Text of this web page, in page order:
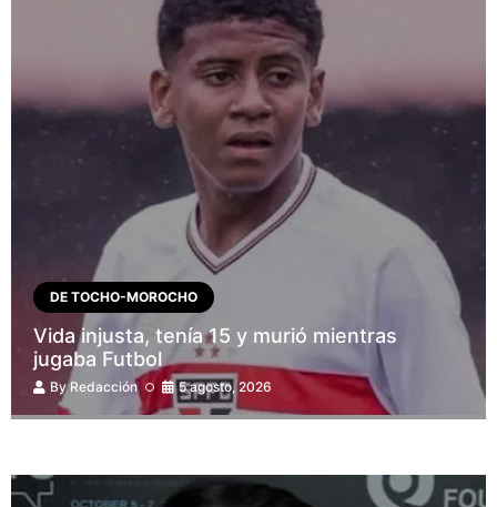
DE TOCHO-MOROCHO
Vida injusta, tenía 15 y murió mientras
jugaba Futbol
ByRedacción 5 agosto, 2026